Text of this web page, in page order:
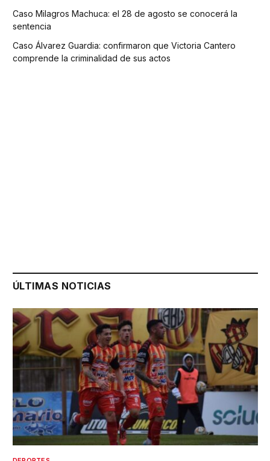
Caso Milagros Machuca: el 28 de agosto se conocerá la
sentencia
Caso Álvarez Guardia: confirmaron que Victoria Cantero
comprende la criminalidad de sus actos
ÚLTIMAS NOTICIAS